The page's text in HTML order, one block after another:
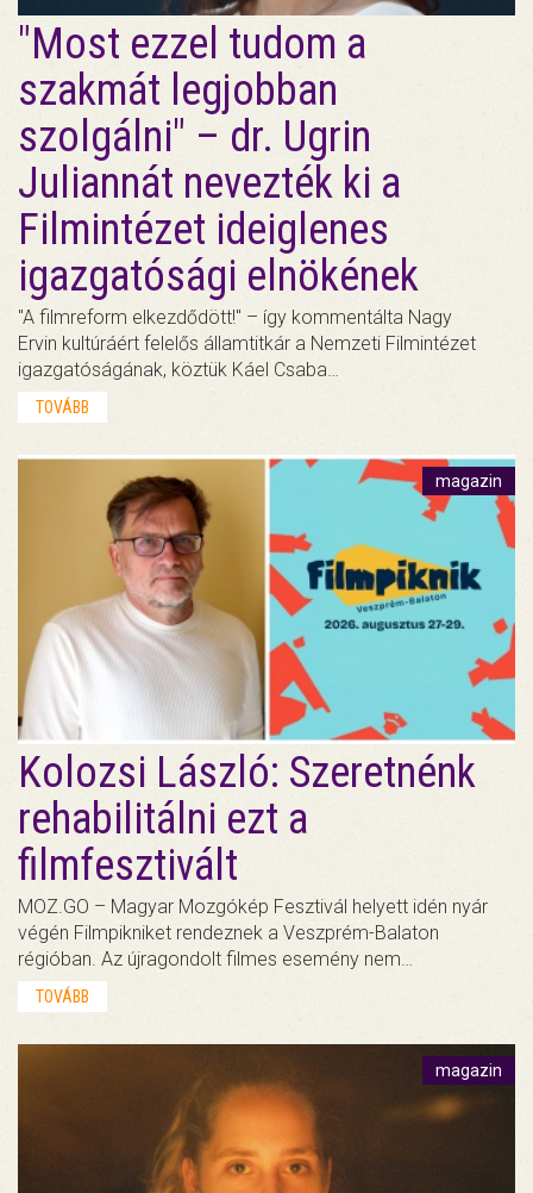
"Most ezzel tudom a
szakmát legjobban
szolgálni" – dr. Ugrin
Juliannát nevezték ki a
Filmintézet ideiglenes
igazgatósági elnökének
"A filmreform elkezdődött!" – így kommentálta Nagy
Ervin kultúráért felelős államtitkár a Nemzeti Filmintézet
igazgatóságának, köztük Káel Csaba…
TOVÁBB
magazin
Kolozsi László: Szeretnénk
rehabilitálni ezt a
filmfesztivált
MOZ.GO – Magyar Mozgókép Fesztivál helyett idén nyár
végén Filmpikniket rendeznek a Veszprém-Balaton
régióban. Az újragondolt filmes esemény nem…
TOVÁBB
magazin